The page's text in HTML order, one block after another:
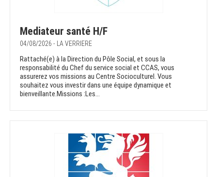
Mediateur santé H/F
04/08/2026 - LA VERRIERE
Rattaché(e) à la Direction du Pôle Social, et sous la
responsabilité du Chef du service social et CCAS, vous
assurerez vos missions au Centre Socioculturel. Vous
souhaitez vous investir dans une équipe dynamique et
bienveillante.Missions :Les...